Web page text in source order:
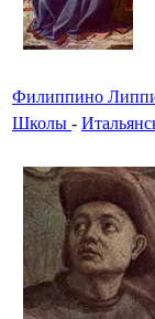
Филиппино
Школы -